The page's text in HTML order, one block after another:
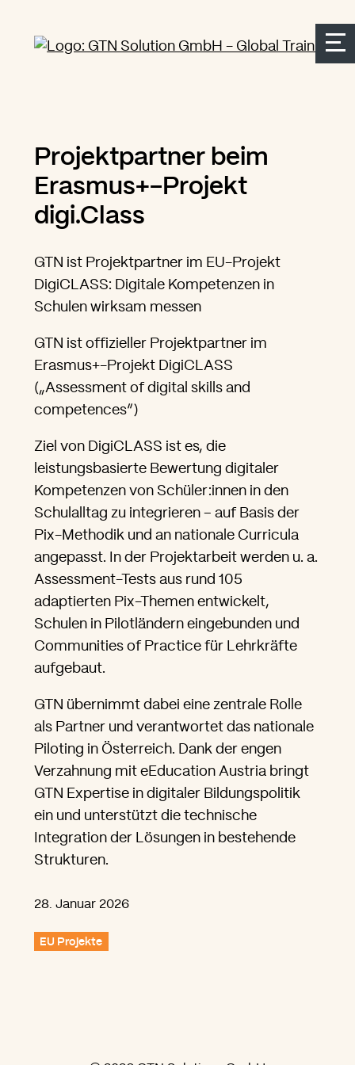
Accesskey: [Alt+1]
Accesskey: [Alt+2]
Projektpartner beim
Erasmus+-Projekt
digi.Class
GTN ist Projektpartner im EU-Projekt
DigiCLASS: Digitale Kompetenzen in
Schulen wirksam messen
GTN ist offizieller Projektpartner im
Erasmus+-Projekt DigiCLASS
(„Assessment of digital skills and
competences“)
Ziel von DigiCLASS ist es, die
leistungsbasierte Bewertung digitaler
Kompetenzen von Schüler:innen in den
Schulalltag zu integrieren – auf Basis der
Pix-Methodik und an nationale Curricula
angepasst. In der Projektarbeit werden u. a.
Assessment-Tests aus rund 105
adaptierten Pix-Themen entwickelt,
Schulen in Pilotländern eingebunden und
Communities of Practice für Lehrkräfte
aufgebaut.
GTN übernimmt dabei eine zentrale Rolle
als Partner und verantwortet das nationale
Piloting in Österreich. Dank der engen
Verzahnung mit eEducation Austria bringt
GTN Expertise in digitaler Bildungspolitik
ein und unterstützt die technische
Integration der Lösungen in bestehende
Strukturen.
28. Januar 2026
EU Projekte